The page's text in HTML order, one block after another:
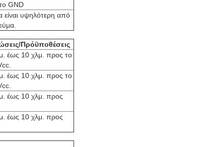
GND
είναι υψηλότερη από
Πρόϋποθέσεις
έως 10 χλμ. προς το
έως 10 χλμ. προς το
έως 10 χλμ. προς
έως 10 χλμ. προς